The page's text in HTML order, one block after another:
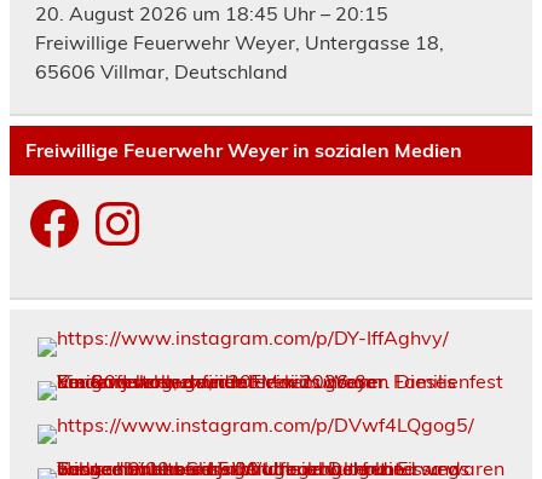
20. August 2026 um 18:45 Uhr – 20:15
Freiwillige Feuerwehr Weyer, Untergasse 18,
65606 Villmar, Deutschland
Freiwillige Feuerwehr Weyer in sozialen Medien
FacebookInstagram